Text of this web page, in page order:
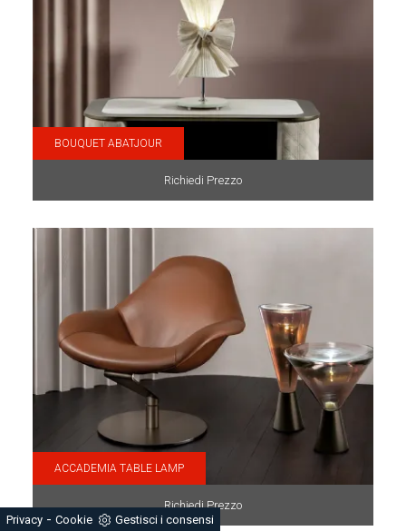
BOUQUET ABATJOUR
Richiedi Prezzo
ACCADEMIA TABLE LAMP
Richiedi Prezzo
Privacy - Cookie Gestisci i consensi